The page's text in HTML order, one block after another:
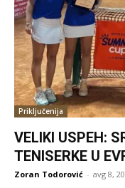
Priključenija
VELIKI USPEH:
TENISERKE U
Zoran Todorović - avg 8,